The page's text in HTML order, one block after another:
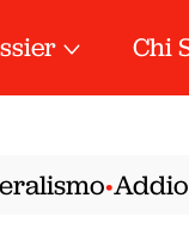
Chi
•Addio a